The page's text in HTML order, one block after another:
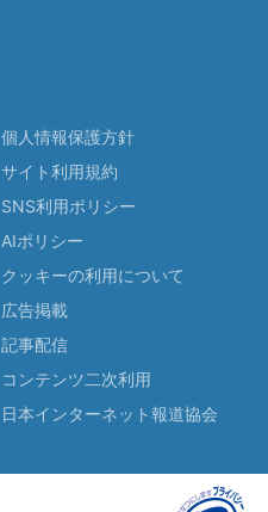
個人情報保護方針
サイト利用規約
SNS利用ポリシー
AIポリシー
クッキーの利用について
広告掲載
記事配信
コンテンツ二次利用
日本インターネット報道協会